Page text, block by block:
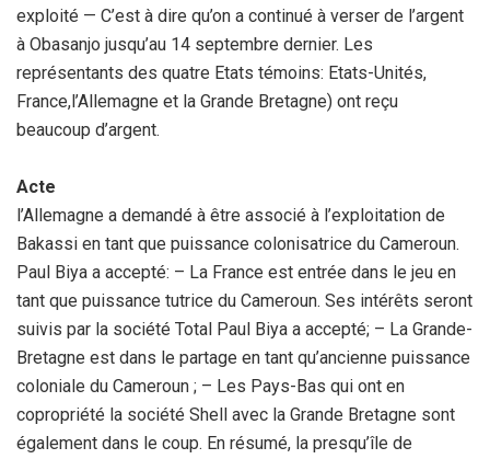
exploité — C’est à dire qu’on a continué à verser de l’argent
à Obasanjo jusqu’au 14 septembre dernier. Les
représentants des quatre Etats témoins: Etats-Unités,
France,l’Allemagne et la Grande Bretagne) ont reçu
beaucoup d’argent.
Acte
l’Allemagne a demandé à être associé à l’exploitation de
Bakassi en tant que puissance colonisatrice du Cameroun.
Paul Biya a accepté: – La France est entrée dans le jeu en
tant que puissance tutrice du Cameroun. Ses intérêts seront
suivis par la société Total Paul Biya a accepté; – La Grande-
Bretagne est dans le partage en tant qu’ancienne puissance
coloniale du Cameroun ; – Les Pays-Bas qui ont en
copropriété la société Shell avec la Grande Bretagne sont
également dans le coup. En résumé, la presqu’île de